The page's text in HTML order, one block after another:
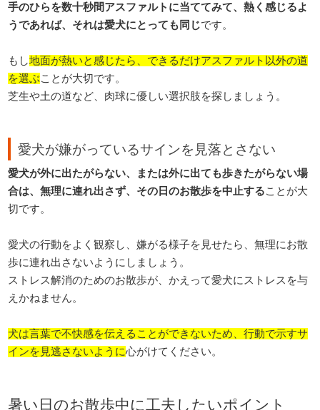
手のひらを数十秒間アスファルトに当ててみて、熱く感じるよ
うであれば、それは愛犬にとっても同じです。
もし地面が熱いと感じたら、できるだけアスファルト以外の道
を選ぶことが大切です。
芝生や土の道など、肉球に優しい選択肢を探しましょう。
愛犬が嫌がっているサインを見落とさない
愛犬が外に出たがらない、または外に出ても歩きたがらない場
合は、無理に連れ出さず、その日のお散歩を中止することが大
切です。
愛犬の行動をよく観察し、嫌がる様子を見せたら、無理にお散
歩に連れ出さないようにしましょう。
ストレス解消のためのお散歩が、かえって愛犬にストレスを与
えかねません。
犬は言葉で不快感を伝えることができないため、行動で示すサ
インを見逃さないように心がけてください。
暑い日のお散歩中に工夫したいポイント